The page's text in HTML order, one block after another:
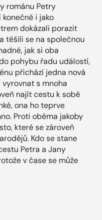
románu Petry
i jako
dokázali porazit
těšili se na společnou
jak si oba
pohybu řadu událostí,
přichází jedna nová
vyrovnat s mnoha
najít cestu k sobě
ona ho teprve
Proti oběma jakoby
které se zároveň
Kdo se stane
Petra a Jany
v čase se může